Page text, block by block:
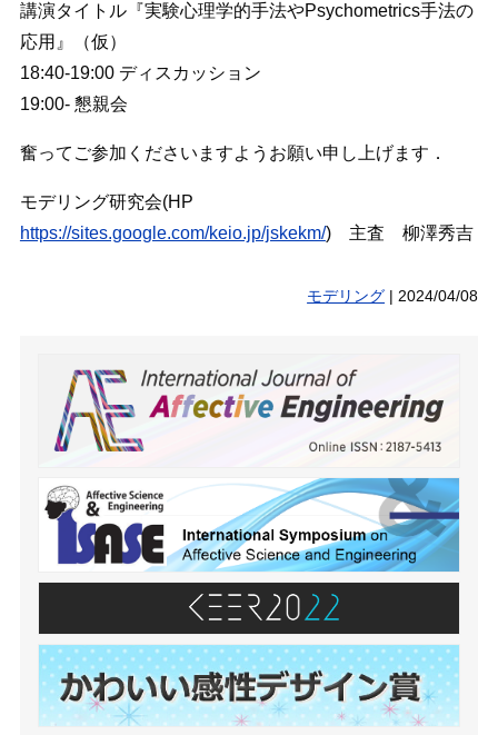
講演タイトル『実験心理学的手法やPsychometrics手法の
応用』（仮）
18:40-19:00 ディスカッション
19:00- 懇親会
奮ってご参加くださいますようお願い申し上げます．
モデリング研究会(HP
https://sites.google.com/keio.jp/jskekm/) 主査 柳澤秀吉
モデリング |2024/04/08